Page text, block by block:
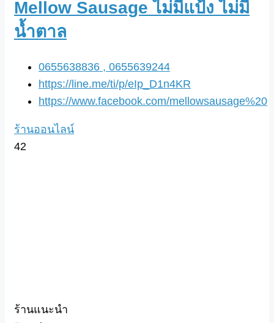
Mellow Sausage ไม่มีแป้ง ไม่มี
น้ำตาล
0655638836 , 0655639244
https://line.me/ti/p/eIp_D1n4KR
https://www.facebook.com/mellowsausage%20
ร้านออนไลน์
42
ร้านแนะนำ